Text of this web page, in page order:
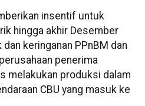
insentif untuk
hingga akhir Desember
keringanan PPnBM dan
penerima
melakukan produksi dalam
CBU yang masuk ke